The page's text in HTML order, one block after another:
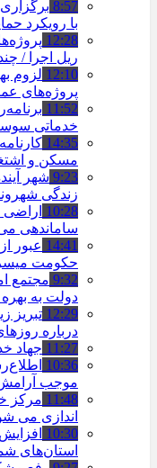
8:57
با رویکرد
12:28
ریل اجرا /
12:10 لزوم
پروژه‌های
11:52
خدماتی
14:35
مسکن و
9:23 شهر
زندگی
10:28
ساماندهی
14:41 عبور
حکومت
9:32 مجتمع
دولت به
12:29 تبریز
درباره
11:27 جهاد
10:36
موجب
11:48 مرکز
اندازی می
10:30
استان‌های